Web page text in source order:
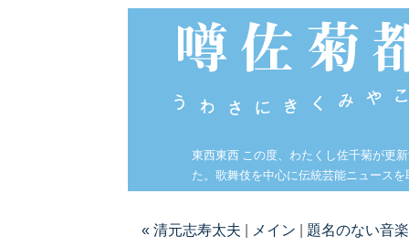
東西東西 この度、わたくし佐千菊が更
た。歌舞伎を中心に伝統芸能ニュース
« 清元志寿太夫 メイン 題名のない音